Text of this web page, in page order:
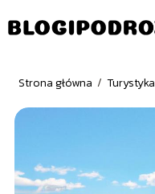
Strona główna / Turystyka